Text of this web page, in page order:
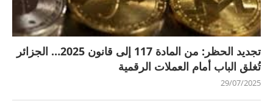
تجديد الحظر: من المادة 117 إلى قانون 2025… الجزائر
تُغلق الباب أمام العملات الرقمية
29/07/2025